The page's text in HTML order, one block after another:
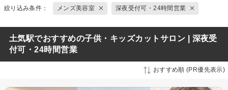
絞り込み条件： メンズ美容室 深夜受付可・24時間営業
土気駅でおすすめの子供・キッズカットサロン | 深夜受
付可・24時間営業
おすすめ順 (PR優先表示)